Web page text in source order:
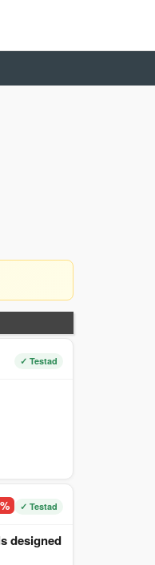
✓ Testad
✓ Testad
designed